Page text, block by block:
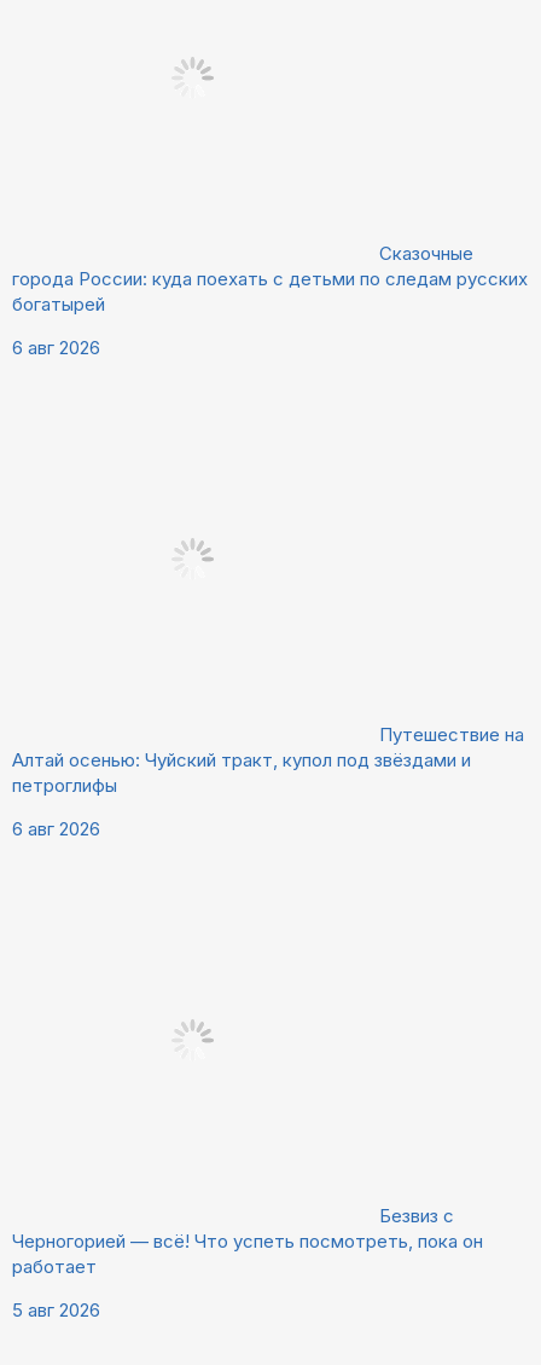
Сказочные
города России: куда поехать с детьми по следам русских
богатырей
6 авг 2026
Путешествие на
Алтай осенью: Чуйский тракт, купол под звёздами и
петроглифы
6 авг 2026
Безвиз с
Черногорией — всё! Что успеть посмотреть, пока он
работает
5 авг 2026